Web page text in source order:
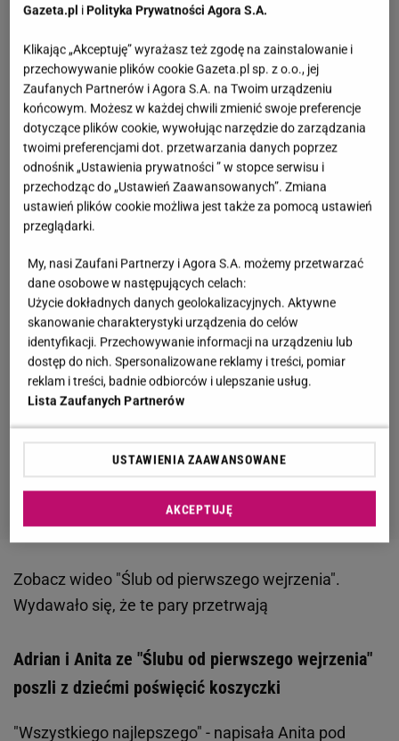
Zobacz wideo "Ślub od pierwszego wejrzenia".
Wydawało się, że te pary przetrwają
Adrian i Anita ze "Ślubu od pierwszego wejrzenia"
poszli z dziećmi poświęcić koszyczki
"Wszystkiego najlepszego" - napisała Anita pod
Gazeta.pl i Polityka Prywatności Agora S.A.
Klikając „Akceptuję” wyrażasz też zgodę na zainstalowanie i
przechowywanie plików cookie Gazeta.pl sp. z o.o., jej
Zaufanych Partnerów i Agora S.A. na Twoim urządzeniu
końcowym. Możesz w każdej chwili zmienić swoje preferencje
dotyczące plików cookie, wywołując narzędzie do zarządzania
twoimi preferencjami dot. przetwarzania danych poprzez
odnośnik „Ustawienia prywatności ” w stopce serwisu i
przechodząc do „Ustawień Zaawansowanych”. Zmiana
ustawień plików cookie możliwa jest także za pomocą ustawień
przeglądarki.
My, nasi Zaufani Partnerzy i Agora S.A. możemy przetwarzać
dane osobowe w następujących celach:
Użycie dokładnych danych geolokalizacyjnych. Aktywne
skanowanie charakterystyki urządzenia do celów
identyfikacji. Przechowywanie informacji na urządzeniu lub
dostęp do nich. Spersonalizowane reklamy i treści, pomiar
reklam i treści, badnie odbiorców i ulepszanie usług.
Lista Zaufanych Partnerów
USTAWIENIA ZAAWANSOWANE
AKCEPTUJĘ